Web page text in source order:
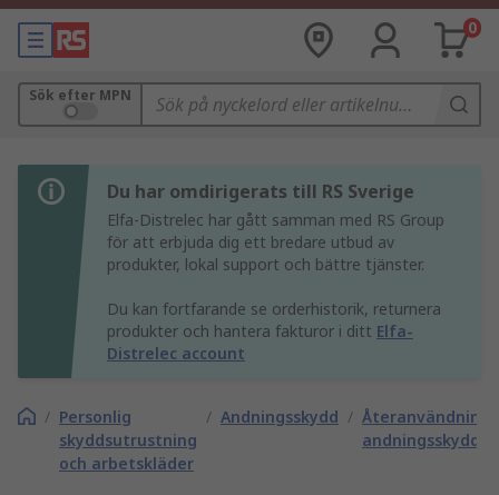
0
Sök efter MPN
Du har omdirigerats till RS Sverige
Elfa-Distrelec har gått samman med RS Group
för att erbjuda dig ett bredare utbud av
produkter, lokal support och bättre tjänster.
Du kan fortfarande se orderhistorik, returnera
produkter och hantera fakturor i ditt Elfa-
Distrelec account
/ Personlig
skyddsutrustning
och arbetskläder
/ Andningsskydd /